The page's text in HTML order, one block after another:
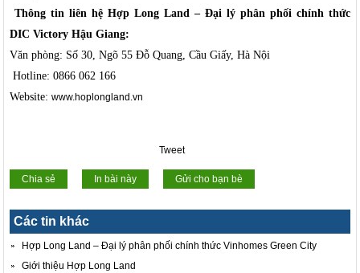
Thông tin liên hệ Hợp Long Land – Đại lý phân phối chính thức
DIC Victory Hậu Giang:
Văn phòng: Số 30, Ngõ 55 Đỗ Quang, Cầu Giấy, Hà Nội
Hotline: 0866 062 166
Website:www.hoplongland.vn
Tweet
Chia sẻ In bài này Gửi cho bạn bè
Các tin khác
Hợp Long Land – Đại lý phân phối chính thức Vinhomes Green City
Giới thiệu Hợp Long Land